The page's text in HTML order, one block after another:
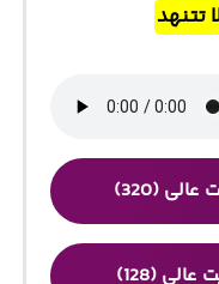
تتنهد
(320)
(128)